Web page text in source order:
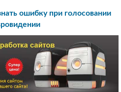
ошибку при голосовании